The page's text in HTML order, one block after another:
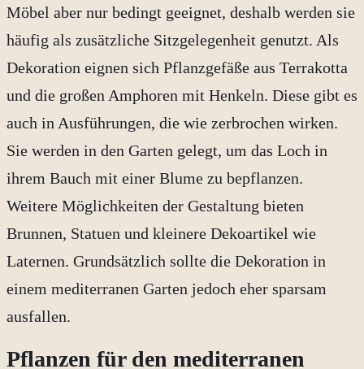
Möbel aber nur bedingt geeignet, deshalb werden sie
häufig als zusätzliche Sitzgelegenheit genutzt. Als
Dekoration eignen sich Pflanzgefäße aus Terrakotta
und die großen Amphoren mit Henkeln. Diese gibt es
auch in Ausführungen, die wie zerbrochen wirken.
Sie werden in den Garten gelegt, um das Loch in
ihrem Bauch mit einer Blume zu bepflanzen.
Weitere Möglichkeiten der Gestaltung bieten
Brunnen, Statuen und kleinere Dekoartikel wie
Laternen. Grundsätzlich sollte die Dekoration in
einem mediterranen Garten jedoch eher sparsam
ausfallen.
Pflanzen für den mediterranen